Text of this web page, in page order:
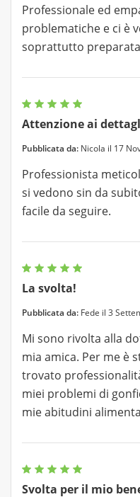
Professionale ed
problematiche e ci è
soprattutto
Attenzione ai
Pubblicata da: Nicola il 17
Professionista
si vedono sin da
facile da seguire.
La svolta!
Pubblicata da: Fede il 3
Mi sono rivolta alla
mia amica. Per me è
trovato
miei problemi di
mie abitudini
Svolta per il mio